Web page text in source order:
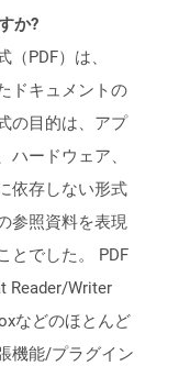
か?
PDF）は、
ドキュメントの
の目的は、アプ
ハードウェア、
依存しない形式
参照資料を表現
とでした。 PDF
Reader/Writer
などのほとんど
機能/プラグイン